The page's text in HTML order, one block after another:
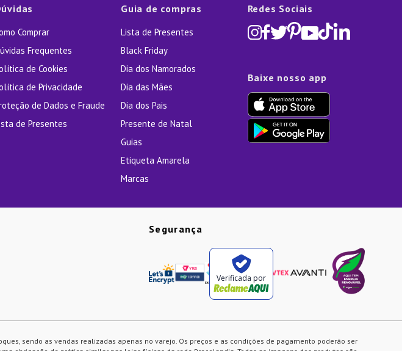
Comprar
Frequentes
de Cookies
de Privacidade
de Dados e Fraude
de Presentes
Guia de compras
Lista de Presentes
Black Friday
Dia dos Namorados
Dia das Mães
Dia dos Pais
Presente de Natal
Guias
Etiqueta Amarela
Marcas
Redes Sociais
Baixe nosso app
Segurança
Verificada por
sendo as vendas realizadas apenas no varejo. Os preços e as condições de pagamento poderão ser